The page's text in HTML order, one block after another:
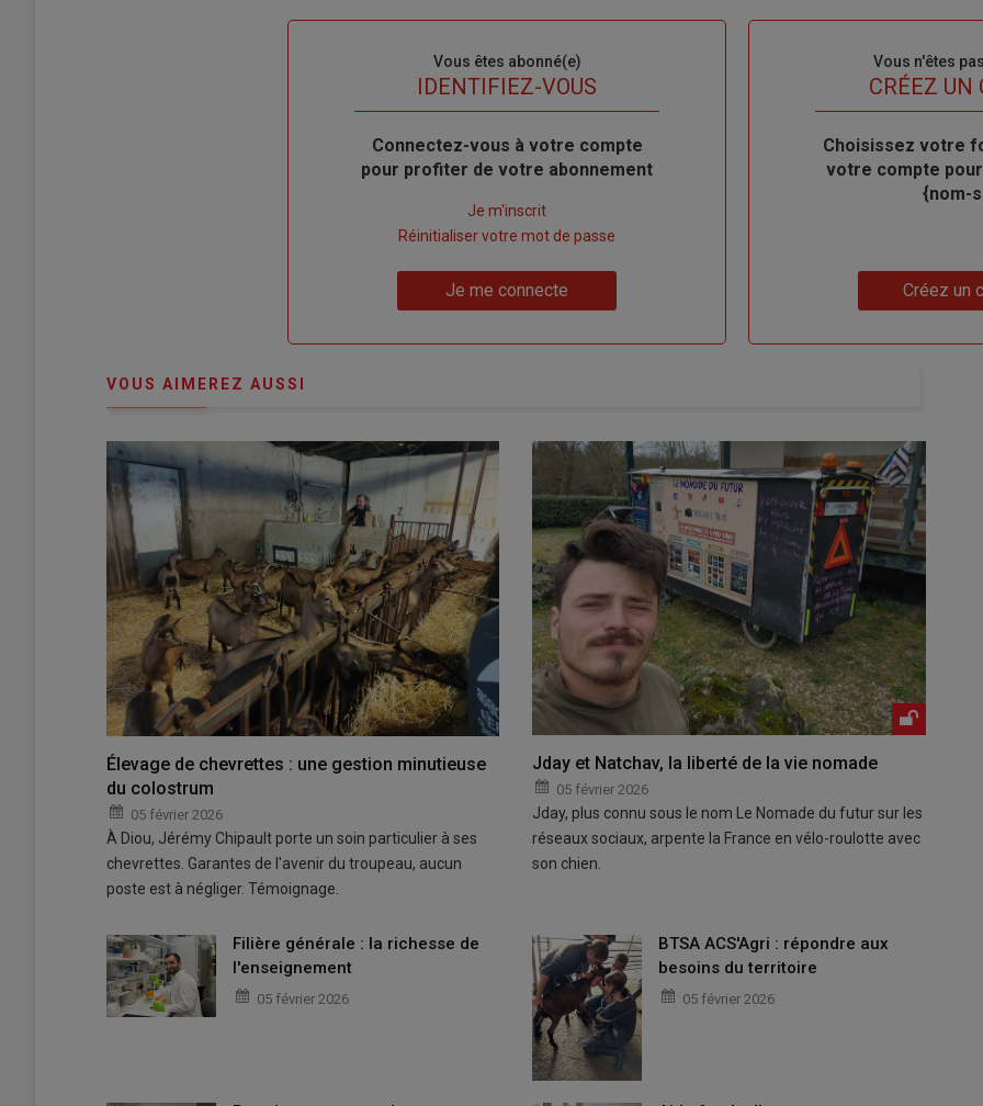
Vous êtes abonné(e)
IDENTIFIEZ-VOUS
Body
Connectez-vous à votre compte
pour profiter de votre abonnement
compte"
Je m'inscrit
Réinitialiser votre mot de passe
Je me connecte
Vous n'êtes
TITRECRÉEZ UN
Body
Choisissez votre
votre compte
{nom-
Créez un
VOUS AIMEREZ AUSSI
Élevage de chevrettes : une gestion minutieuse
du colostrum
05 février 2026
À Diou, Jérémy Chipault porte un soin particulier à ses
chevrettes. Garantes de l'avenir du troupeau, aucun
poste est à négliger. Témoignage.
Jday et Natchav, la liberté de la vie nomade
05 février 2026
Jday, plus connu sous le nom Le Nomade du futur sur les
réseaux sociaux, arpente la France en vélo-roulotte avec
son chien.
Filière générale : la richesse de
l'enseignement
05 février 2026
BTSA ACS'Agri : répondre aux
besoins du territoire
05 février 2026